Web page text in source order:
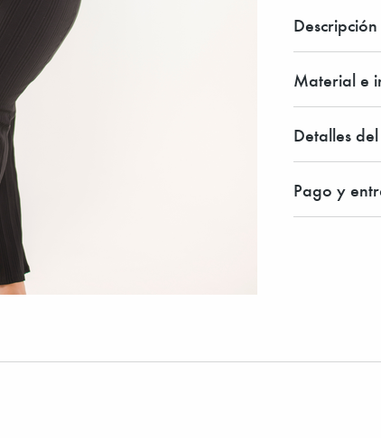
Descripción
Material e
Detalles
Pago y